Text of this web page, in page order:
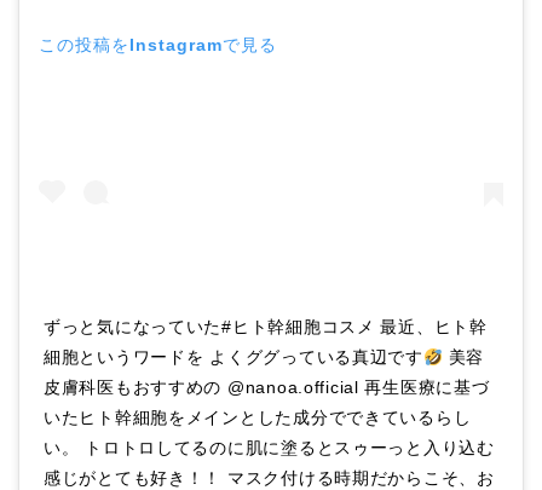
この投稿をInstagramで見る
ずっと気になっていた#ヒト幹細胞コスメ 最近、ヒト幹
細胞というワードを よくググっている真辺です
美容
皮膚科医もおすすめの @nanoa.official 再生医療に基づ
いたヒト幹細胞をメインとした成分でできているらし
い。 トロトロしてるのに肌に塗るとスゥーっと入り込む
感じがとても好き！！ マスク付ける時期だからこそ、お